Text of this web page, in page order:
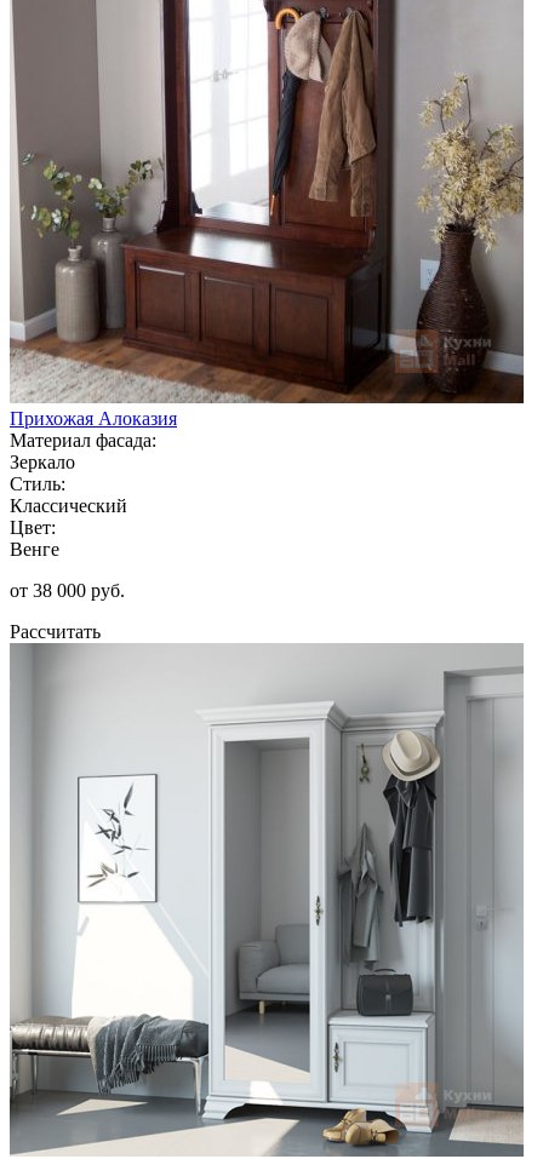
Прихожая Алоказия
Материал фасада:
Зеркало
Стиль:
Классический
Цвет:
Венге
от 38 000 руб.
Рассчитать